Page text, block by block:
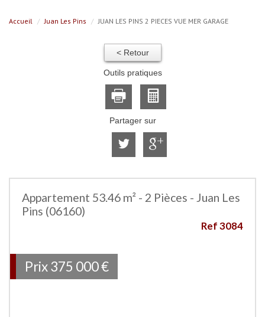
Accueil Juan Les Pins JUAN LES PINS 2 PIECES VUE MER GARAGE
< Retour
Outils pratiques
Partager sur
Appartement 53.46 m² - 2 Pièces - Juan Les
Pins (06160)
Ref 3084
Prix375 000€